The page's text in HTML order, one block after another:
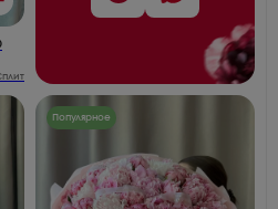
Популярное